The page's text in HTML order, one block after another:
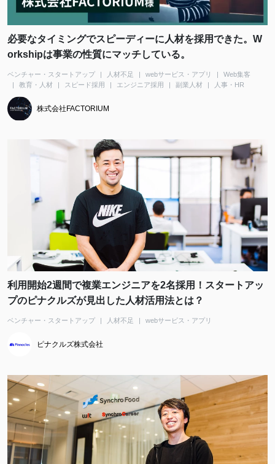
必要なタイミングでスピーディーに人材を採用できた。W
orkshipは事業の性質にマッチしている。
ベンチャー・スタートアップ 人材不足 webサービス・アプリ
Web集客
教育・人材
スピード採用 エンジニア採用 副業人材 人事・HR
株式会社FACTORIUM
利用開始2週間で複業エンジニアを2名採用！スタートアッ
プのピナクルズが見出した人材活用法とは？
ベンチャー・スタートアップ 人材不足 webサービス・アプリ
ピナクルズ株式会社